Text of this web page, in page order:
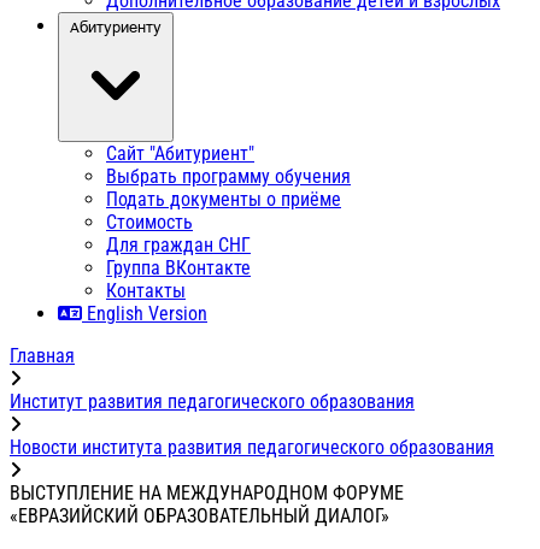
Абитуриенту
Сайт "Абитуриент"
Выбрать программу обучения
Подать документы о приёме
Стоимость
Для граждан СНГ
Группа ВКонтакте
Контакты
English Version
Главная
Институт развития педагогического образования
Новости института развития педагогического образования
ВЫСТУПЛЕНИЕ НА МЕЖДУНАРОДНОМ ФОРУМЕ
«ЕВРАЗИЙСКИЙ ОБРАЗОВАТЕЛЬНЫЙ ДИАЛОГ»